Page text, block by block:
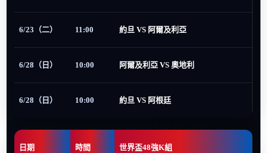
6/23（二） 11:00 約旦 VS 阿爾及利亞
6/28（日） 10:00 阿爾及利亞 VS 奧地利
6/28（日） 10:00 約旦 VS 阿根廷
日期 時間 世界盃48強K組